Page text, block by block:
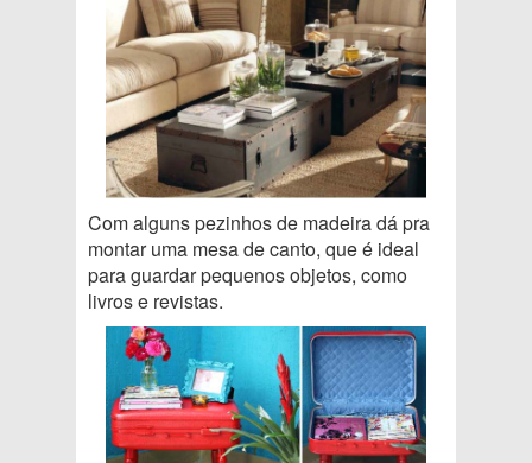
Com alguns pezinhos de madeira dá pra
montar uma mesa de canto, que é ideal
para guardar pequenos objetos, como
livros e revistas.